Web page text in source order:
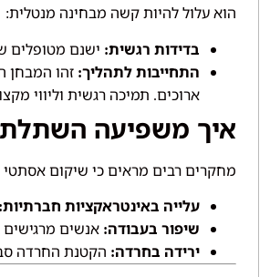
הוא עלול להיות קשה מבחינה מנטלית:
בדידות רגשית: ישנם מטופלים
התחייבות לתהליך: זהו המבחן
ארוכים. תמיכה רגשית וליווי
איך משפיעה השתלת
מחקרים רבים מראים כי שיקום אסתטי
עלייה באינטראקציות חברתיות:
שיפור בעבודה: אנשים
ירידה בחרדה: הקטנת החרדה